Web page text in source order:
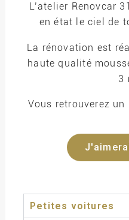
L’atelier Renovcar
en état le ciel de
La rénovation est
haute qualité
3
Vous retrouverez
Petites voitures